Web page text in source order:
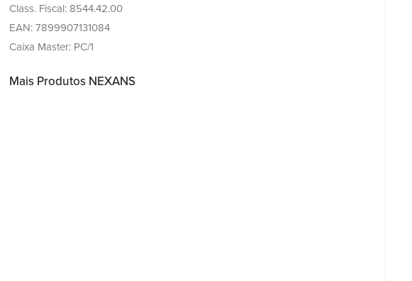
Class. Fiscal: 8544.42.00
EAN: 7899907131084
Caixa Master: PC/1
Mais Produtos NEXANS